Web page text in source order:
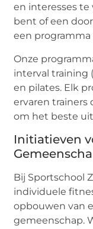
en interesses te
bent of een
een programma
Onze
interval training
en pilates. Elk
ervaren trainers
om het beste
Initiatieven
Bij Sportschool
individuele
opbouwen van
gemeenschap.